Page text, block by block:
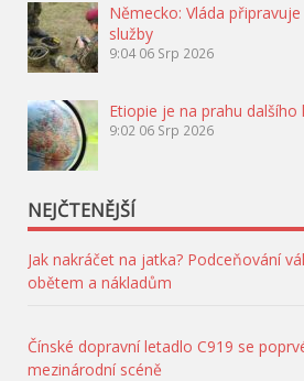
Německo: Vláda
služby
9:04 06 Srp 2026
Etiopie je na prahu dalšího
9:02 06 Srp 2026
NEJČTENĚJŠÍ
Jak nakráčet na jatka? Podceňování
obětem a nákladům
Čínské dopravní letadlo C919 se
mezinárodní scéně